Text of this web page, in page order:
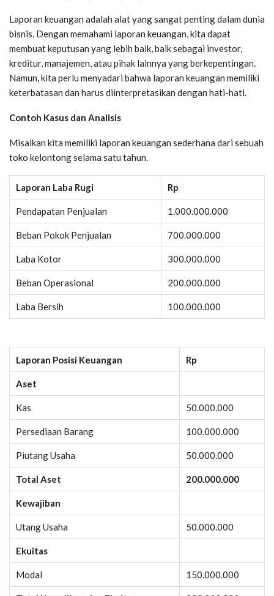
Laporan keuangan adalah alat yang sangat penting dalam dunia
bisnis. Dengan memahami laporan keuangan, kita dapat
membuat keputusan yang lebih baik, baik sebagai investor,
kreditur, manajemen, atau pihak lainnya yang berkepentingan.
Namun, kita perlu menyadari bahwa laporan keuangan memiliki
keterbatasan dan harus diinterpretasikan dengan hati-hati.
Contoh Kasus dan Analisis
Misalkan kita memiliki laporan keuangan sederhana dari sebuah
toko kelontong selama satu tahun.
Laporan Laba Rugi Rp
Pendapatan Penjualan 1.000.000.000
Beban Pokok Penjualan 700.000.000
Laba Kotor 300.000.000
Beban Operasional 200.000.000
Laba Bersih 100.000.000
Laporan Posisi Keuangan Rp
Aset
Kas 50.000.000
Persediaan Barang 100.000.000
Piutang Usaha 50.000.000
Total Aset 200.000.000
Kewajiban
Utang Usaha 50.000.000
Ekuitas
Modal 150.000.000